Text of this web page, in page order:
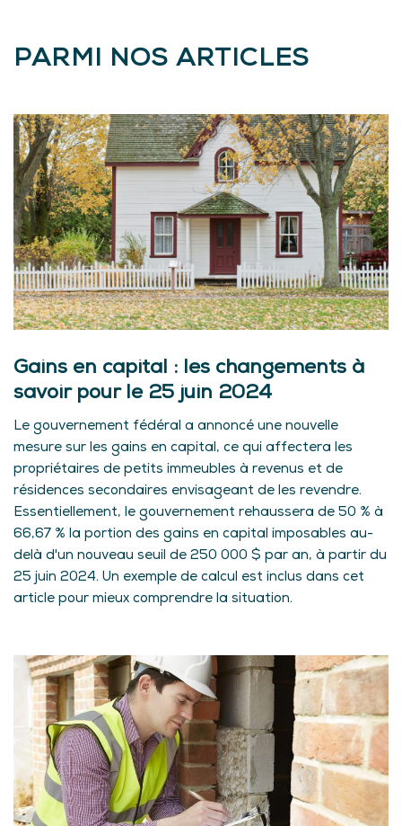
PARMI NOS ARTICLES
Gains en capital : les changements à
savoir pour le 25 juin 2024
Le gouvernement fédéral a annoncé une nouvelle
mesure sur les gains en capital, ce qui affectera les
propriétaires de petits immeubles à revenus et de
résidences secondaires envisageant de les revendre.
Essentiellement, le gouvernement rehaussera de 50 % à
66,67 % la portion des gains en capital imposables au-
delà d'un nouveau seuil de 250 000 $ par an, à partir du
25 juin 2024. Un exemple de calcul est inclus dans cet
article pour mieux comprendre la situation.